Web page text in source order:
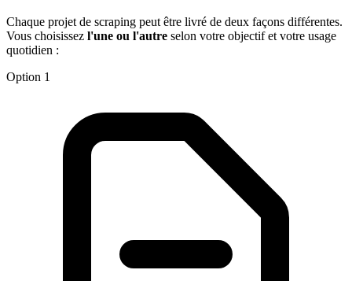
Chaque projet de scraping peut être livré de deux façons différentes.
Vous choisissez l'une ou l'autre selon votre objectif et votre usage
quotidien :
Option 1